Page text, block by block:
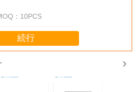
： 10PCS
続行